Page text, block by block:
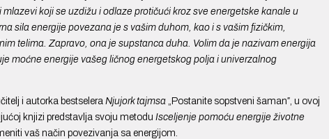
mlazevi koji se uzdižu i odlaze protičući kroz sve energetske kanale u
sila energije povezana je s vašim duhom, kao i s vašim fizičkim,
telima. Zapravo, ona je supstanca duha. Volim da je nazivam energija
moćne energije vašeg ličnog energetskog polja i univerzalnog
i autorka bestselera Njujork tajmsa „Postanite sopstveni šaman″, u ovoj
knjizi predstavlja svoju metodu Isceljenje pomoću energije životne
vaš način povezivanja sa energijom.